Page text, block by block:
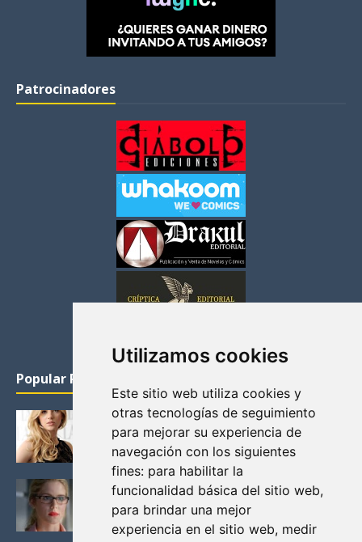
Utilizamos cookies
Este sitio web utiliza cookies y
otras tecnologías de seguimiento
para mejorar su experiencia de
navegación con los siguientes
fines: para habilitar la
funcionalidad básica del sitio web,
para brindar una mejor
experiencia en el sitio web, medir
Patrocinadores
Popular Posts
KATHERYN WINNICK: LA ACTRIZ MAS GUAPA DE
VIKINGOS
Junio 14, 2013
FELICITY (EMILY BETT RICKARDS), LAS FOTOS
MAS BONITAS DE LA ALIADA DE ARROW
Noviembre 30, 2013